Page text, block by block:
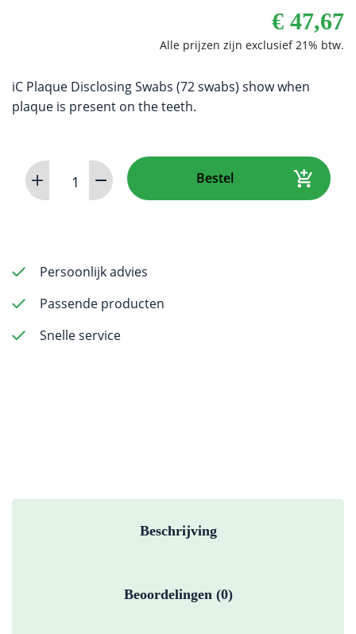
€ 47,67
iC Plaque Disclosing Swabs (72 swabs) show when
plaque is present on the teeth.
iC
Plaque
solution
swabs
Bestel
Persoonlijk advies
Passende producten
Snelle service
Beschrijving
Beoordelingen (0)